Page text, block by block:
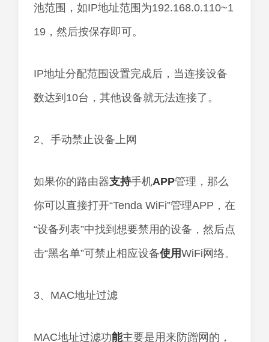
池范围，如IP地址范围为192.168.0.110~1
19，然后按保存即可。
IP地址分配范围设置完成后，当连接设备
数达到10台，其他设备就无法连接了。
2、手动禁止设备上网
如果你的路由器支持手机APP管理，那么
你可以直接打开“Tenda WiFi”管理APP，在
“设备列表”中找到想要禁用的设备，然后点
击“黑名单”可禁止相应设备使用WiFi网络。
3、MAC地址过滤
MAC地址过滤功能主要是用来防蹭网的，